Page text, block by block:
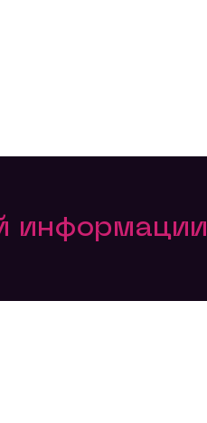
информации